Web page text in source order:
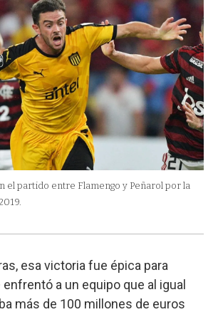
el partido entre Flamengo y Peñarol por la
esa victoria fue épica para
a un equipo que al igual
más de 100 millones de euros